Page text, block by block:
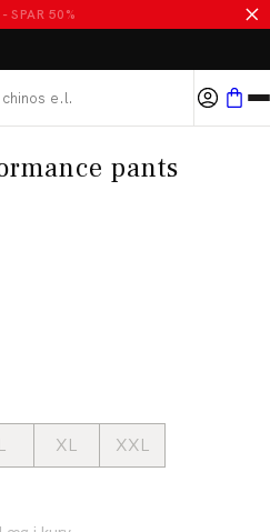
SPAR 50%
pants
L XL XXL